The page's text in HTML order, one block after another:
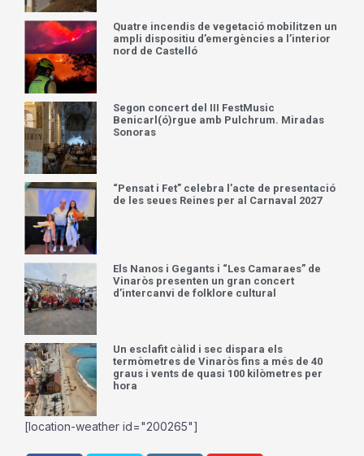
Quatre incendis de vegetació mobilitzen un
ampli dispositiu d’emergències a l’interior
nord de Castelló
Segon concert del III FestMusic
Benicarl(ó)rgue amb Pulchrum. Miradas
Sonoras
“Pensat i Fet” celebra l’acte de presentació
de les seues Reines per al Carnaval 2027
Els Nanos i Gegants i “Les Camaraes” de
Vinaròs presenten un gran concert
d’intercanvi de folklore cultural
Un esclafit càlid i sec dispara els
termòmetres de Vinaròs fins a més de 40
graus i vents de quasi 100 kilòmetres per
hora
[location-weather id="200265"]